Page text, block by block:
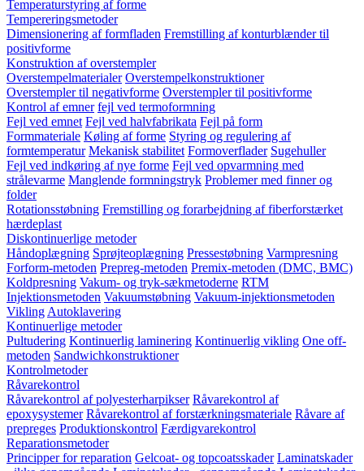
Temperaturstyring af forme
Tempereringsmetoder
Dimensionering af formfladen Fremstilling af konturblænder til
positivforme
Konstruktion af overstempler
Overstempelmaterialer Overstempelkonstruktioner
Overstempler til negativforme Overstempler til positivforme
Kontrol af emner fejl ved termoformning
Fejl ved emnet Fejl ved halvfabrikata Fejl på form
Formmateriale Køling af forme Styring og regulering af
formtemperatur Mekanisk stabilitet Formoverflader Sugehuller
Fejl ved indkøring af nye forme Fejl ved opvarmning med
strålevarme Manglende formningstryk Problemer med finner og
folder
Rotationsstøbning Fremstilling og forarbejdning af fiberforstærket
hærdeplast
Diskontinuerlige metoder
Håndoplægning Sprøjteoplægning Pressestøbning Varmpresning
Forform-metoden Prepreg-metoden Premix-metoden (DMC, BMC)
Koldpresning Vakum- og tryk-sækmetoderne RTM
Injektionsmetoden Vakuumstøbning Vakuum-injektionsmetoden
Vikling Autoklavering
Kontinuerlige metoder
Pultudering Kontinuerlig laminering Kontinuerlig vikling One off-
metoden Sandwichkonstruktioner
Kontrolmetoder
Råvarekontrol
Råvarekontrol af polyesterharpikser Råvarekontrol af
epoxysystemer Råvarekontrol af forstærkningsmateriale Råvare af
prepreges Produktionskontrol Færdigvarekontrol
Reparationsmetoder
Principper for reparation Gelcoat- og topcoatsskader Laminatskader